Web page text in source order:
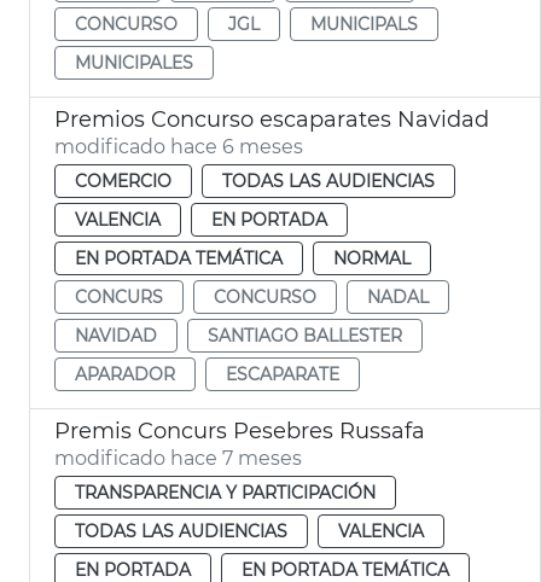
CONCURSO JGL
MUNICIPALS
MUNICIPALES
Premios Concurso escaparates Navidad
modificado hace 6 meses
COMERCIO
TODAS LAS AUDIENCIAS
VALENCIA
EN PORTADA
EN PORTADA TEMÁTICA
NORMAL
CONCURS
CONCURSO
NADAL
NAVIDAD
SANTIAGO BALLESTER
APARADOR
ESCAPARATE
Premis Concurs Pesebres Russafa
modificado hace 7 meses
TRANSPARENCIA Y PARTICIPACIÓN
TODAS LAS AUDIENCIAS
VALENCIA
EN PORTADA
EN PORTADA TEMÁTICA